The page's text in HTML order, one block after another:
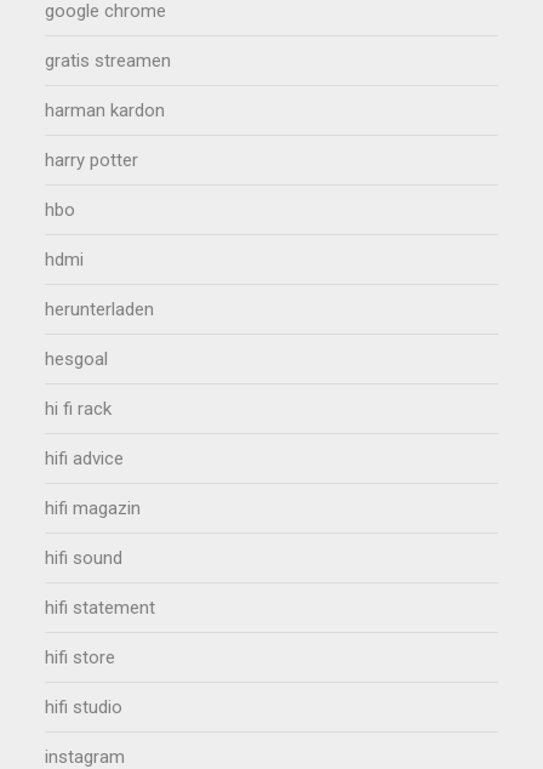
google chrome
gratis streamen
harman kardon
harry potter
hbo
hdmi
herunterladen
hesgoal
hi fi rack
hifi advice
hifi magazin
hifi sound
hifi statement
hifi store
hifi studio
instagram